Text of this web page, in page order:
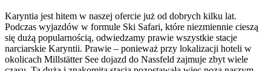
Karyntia jest hitem w naszej ofercie już od dobrych kilku lat.
Podczas wyjazdów w formule Ski Safari, które niezmiennie cieszą
się dużą popularnością, odwiedzamy prawie wszystkie stacje
narciarskie Karyntii. Prawie – ponieważ przy lokalizacji hoteli w
okolicach Millstätter See dojazd do Nassfeld zajmuje zbyt wiele